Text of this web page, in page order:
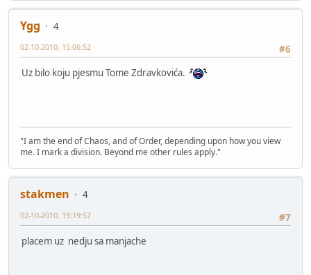
Ygg
4
#6
02-10-2010, 15:06:52
Uz bilo koju pjesmu Tome Zdravkovića.
"I am the end of Chaos, and of Order, depending upon how you view
me. I mark a division. Beyond me other rules apply."
stakmen
4
#7
02-10-2010, 19:19:57
placem uz nedju sa manjache